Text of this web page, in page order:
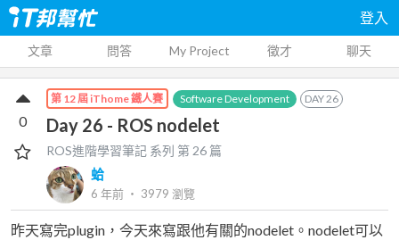
登入
文章 問答 My Project 徵才 聊天
第 12 屆 iThome 鐵人賽 Software Development DAY26
Day 26 - ROS nodelet
ROS進階學習筆記 系列 第26 篇
蛤
6 年前 ‧ 3979 瀏覽
0
昨天寫完plugin，今天來寫跟他有關的nodelet。nodelet可以